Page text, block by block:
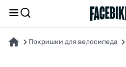
Покришки для велосипеда
ПРО ТОВАР ХАРАКТЕРИСТИКИОПИС